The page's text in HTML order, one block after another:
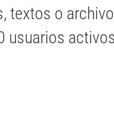
textos o
usuarios